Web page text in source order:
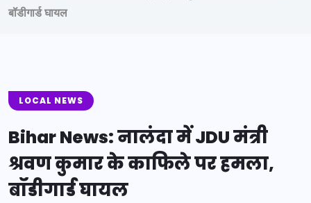
बॉडीगार्ड घायल
LOCAL NEWS
Bihar News: नालंदा में JDU मंत्री
श्रवण कुमार के काफिले पर हमला,
बॉडीगार्ड घायल